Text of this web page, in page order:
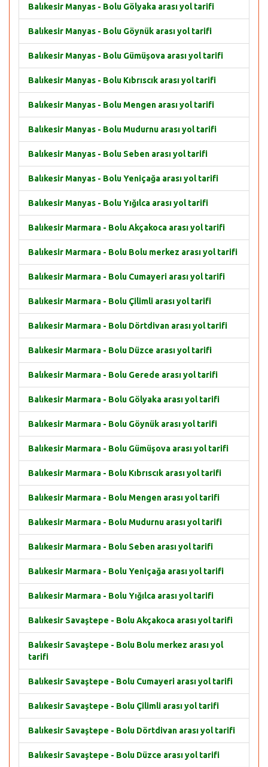
Balıkesir Manyas - Bolu Gölyaka arası yol tarifi
Balıkesir Manyas - Bolu Göynük arası yol tarifi
Balıkesir Manyas - Bolu Gümüşova arası yol tarifi
Balıkesir Manyas - Bolu Kıbrıscık arası yol tarifi
Balıkesir Manyas - Bolu Mengen arası yol tarifi
Balıkesir Manyas - Bolu Mudurnu arası yol tarifi
Balıkesir Manyas - Bolu Seben arası yol tarifi
Balıkesir Manyas - Bolu Yeniçağa arası yol tarifi
Balıkesir Manyas - Bolu Yığılca arası yol tarifi
Balıkesir Marmara - Bolu Akçakoca arası yol tarifi
Balıkesir Marmara - Bolu Bolu merkez arası yol tarifi
Balıkesir Marmara - Bolu Cumayeri arası yol tarifi
Balıkesir Marmara - Bolu Çilimli arası yol tarifi
Balıkesir Marmara - Bolu Dörtdivan arası yol tarifi
Balıkesir Marmara - Bolu Düzce arası yol tarifi
Balıkesir Marmara - Bolu Gerede arası yol tarifi
Balıkesir Marmara - Bolu Gölyaka arası yol tarifi
Balıkesir Marmara - Bolu Göynük arası yol tarifi
Balıkesir Marmara - Bolu Gümüşova arası yol tarifi
Balıkesir Marmara - Bolu Kıbrıscık arası yol tarifi
Balıkesir Marmara - Bolu Mengen arası yol tarifi
Balıkesir Marmara - Bolu Mudurnu arası yol tarifi
Balıkesir Marmara - Bolu Seben arası yol tarifi
Balıkesir Marmara - Bolu Yeniçağa arası yol tarifi
Balıkesir Marmara - Bolu Yığılca arası yol tarifi
Balıkesir Savaştepe - Bolu Akçakoca arası yol tarifi
Balıkesir Savaştepe - Bolu Bolu merkez arası yol
tarifi
Balıkesir Savaştepe - Bolu Cumayeri arası yol tarifi
Balıkesir Savaştepe - Bolu Çilimli arası yol tarifi
Balıkesir Savaştepe - Bolu Dörtdivan arası yol tarifi
Balıkesir Savaştepe - Bolu Düzce arası yol tarifi